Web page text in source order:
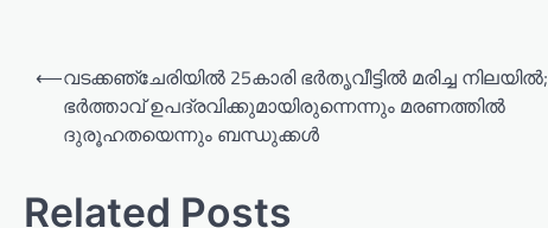
⟵വടക്കഞ്ചേരിയില്‍ 25കാരി ഭര്‍തൃവീട്ടില്‍ മരിച്ച നിലയില്‍;
ഭർത്താവ് ഉപദ്രവിക്കുമായിരുന്നെന്നും മരണത്തിൽ
ദുരൂഹതയെന്നും ബന്ധുക്കള്‍
Related Posts